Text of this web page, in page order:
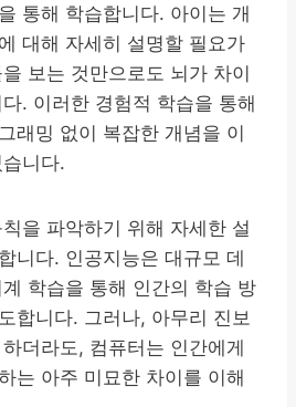
통해 학습합니다. 아이는 개
대해 자세히 설명할 필요가
보는 것만으로도 뇌가 차이
. 이러한 경험적 학습을 통해
래밍 없이 복잡한 개념을 이
니다.
을 파악하기 위해 자세한 설
니다. 인공지능은 대규모 데
학습을 통해 인간의 학습 방
합니다. 그러나, 아무리 진보
더라도, 컴퓨터는 인간에게
는 아주 미묘한 차이를 이해